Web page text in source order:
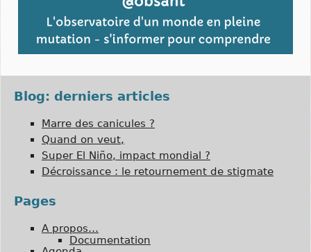
Blog: derniers articles
Marre des canicules ?
Quand on veut,
Super El Niño, impact mondial ?
Décroissance : le retournement de stigmate
Pages
A propos…
Documentation